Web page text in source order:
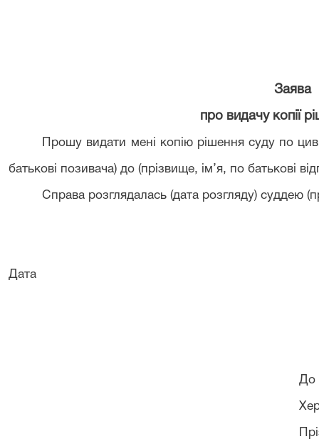
Заява
про видачу копії
Прошу видати мені копію рішення суду по
батькові позивача) до (прізвище, ім’я, по батькові
Справа розглядалась (дата розгляду) суддею
Дата
До